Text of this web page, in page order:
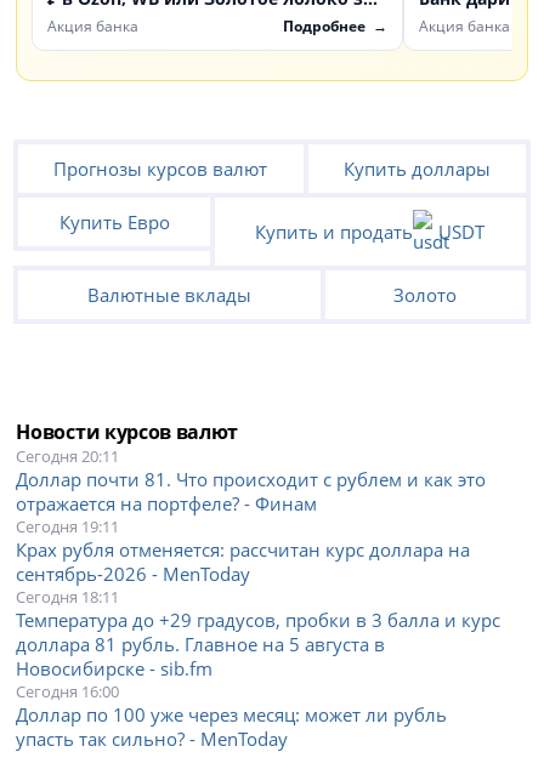
счет «Доходный»
Акция банка Подробнее
инвестиции
Акция банка
Прогнозы курсов валют Купить доллары
Купить Евро Купить и продать USDT
Валютные вклады Золото
Новости курсов валют
Сегодня 20:11
Доллар почти 81. Что происходит с рублем и как это
отражается на портфеле? - Финам
Сегодня 19:11
Крах рубля отменяется: рассчитан курс доллара на
сентябрь-2026 - MenToday
Сегодня 18:11
Температура до +29 градусов, пробки в 3 балла и курс
доллара 81 рубль. Главное на 5 августа в
Новосибирске - sib.fm
Сегодня 16:00
Доллар по 100 уже через месяц: может ли рубль
упасть так сильно? - MenToday